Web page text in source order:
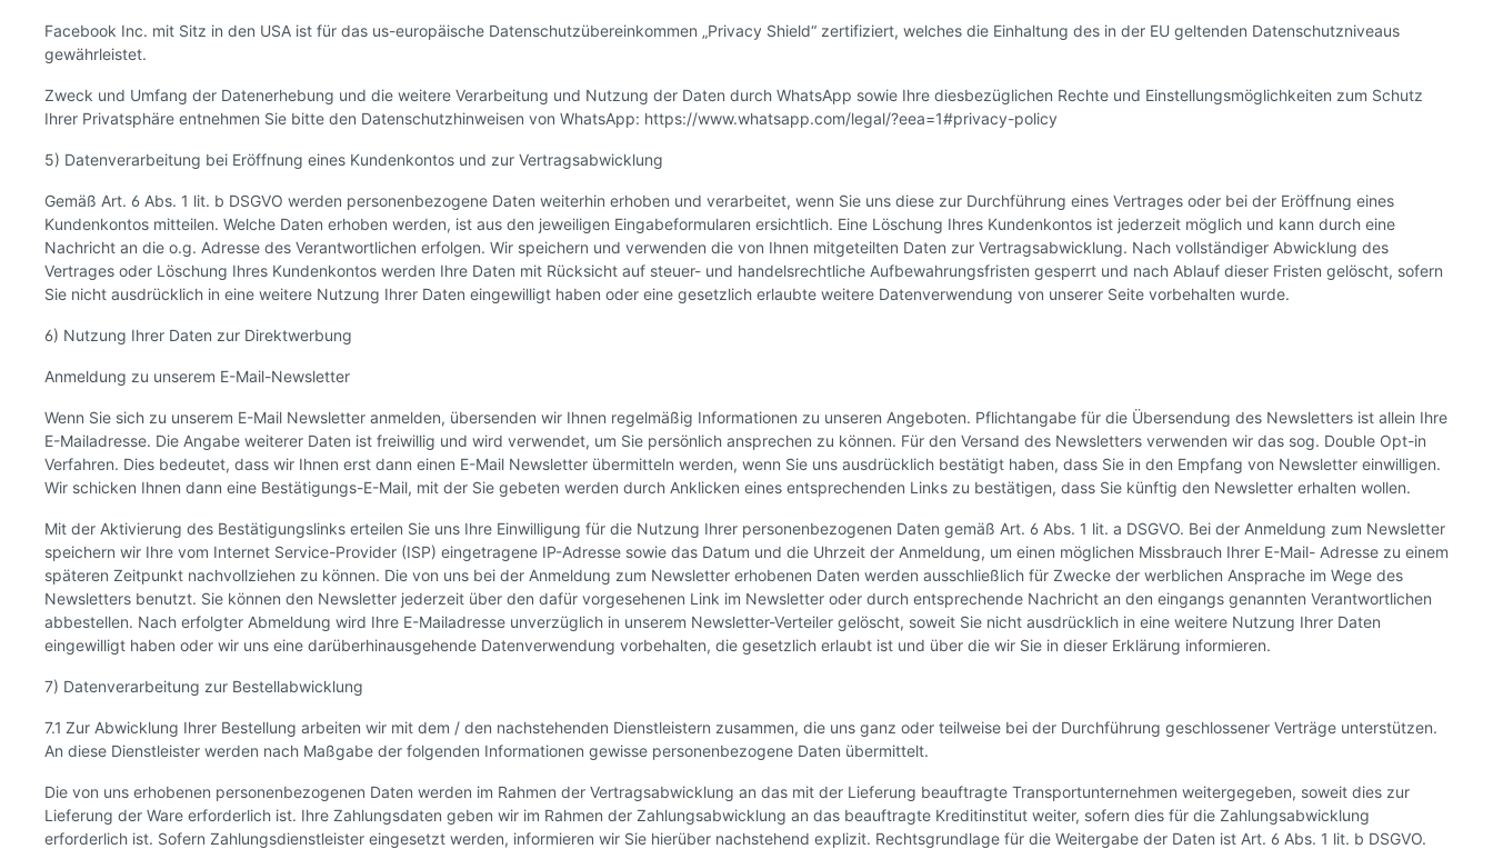
Facebook Inc. mit Sitz in den USA ist für das us-europäische Datenschutzübereinkommen „Privacy Shield“ zertifiziert, welches die Einhaltung des in der EU geltenden Datenschutzniveaus
gewährleistet.
Zweck und Umfang der Datenerhebung und die weitere Verarbeitung und Nutzung der Daten durch WhatsApp sowie Ihre diesbezüglichen Rechte und Einstellungsmöglichkeiten zum Schutz
Ihrer Privatsphäre entnehmen Sie bitte den Datenschutzhinweisen von WhatsApp: https://www.whatsapp.com/legal/?eea=1#privacy-policy
5) Datenverarbeitung bei Eröffnung eines Kundenkontos und zur Vertragsabwicklung
Gemäß Art. 6 Abs. 1 lit. b DSGVO werden personenbezogene Daten weiterhin erhoben und verarbeitet, wenn Sie uns diese zur Durchführung eines Vertrages oder bei der Eröffnung eines
Kundenkontos mitteilen. Welche Daten erhoben werden, ist aus den jeweiligen Eingabeformularen ersichtlich. Eine Löschung Ihres Kundenkontos ist jederzeit möglich und kann durch eine
Nachricht an die o.g. Adresse des Verantwortlichen erfolgen. Wir speichern und verwenden die von Ihnen mitgeteilten Daten zur Vertragsabwicklung. Nach vollständiger Abwicklung des
Vertrages oder Löschung Ihres Kundenkontos werden Ihre Daten mit Rücksicht auf steuer- und handelsrechtliche Aufbewahrungsfristen gesperrt und nach Ablauf dieser Fristen gelöscht, sofern
Sie nicht ausdrücklich in eine weitere Nutzung Ihrer Daten eingewilligt haben oder eine gesetzlich erlaubte weitere Datenverwendung von unserer Seite vorbehalten wurde.
6) Nutzung Ihrer Daten zur Direktwerbung
Anmeldung zu unserem E-Mail-Newsletter
Wenn Sie sich zu unserem E-Mail Newsletter anmelden, übersenden wir Ihnen regelmäßig Informationen zu unseren Angeboten. Pflichtangabe für die Übersendung des Newsletters ist allein Ihre
E-Mailadresse. Die Angabe weiterer Daten ist freiwillig und wird verwendet, um Sie persönlich ansprechen zu können. Für den Versand des Newsletters verwenden wir das sog. Double Opt-in
Verfahren. Dies bedeutet, dass wir Ihnen erst dann einen E-Mail Newsletter übermitteln werden, wenn Sie uns ausdrücklich bestätigt haben, dass Sie in den Empfang von Newsletter einwilligen.
Wir schicken Ihnen dann eine Bestätigungs-E-Mail, mit der Sie gebeten werden durch Anklicken eines entsprechenden Links zu bestätigen, dass Sie künftig den Newsletter erhalten wollen.
Mit der Aktivierung des Bestätigungslinks erteilen Sie uns Ihre Einwilligung für die Nutzung Ihrer personenbezogenen Daten gemäß Art. 6 Abs. 1 lit. a DSGVO. Bei der Anmeldung zum Newsletter
speichern wir Ihre vom Internet Service-Provider (ISP) eingetragene IP-Adresse sowie das Datum und die Uhrzeit der Anmeldung, um einen möglichen Missbrauch Ihrer E-Mail- Adresse zu einem
späteren Zeitpunkt nachvollziehen zu können. Die von uns bei der Anmeldung zum Newsletter erhobenen Daten werden ausschließlich für Zwecke der werblichen Ansprache im Wege des
Newsletters benutzt. Sie können den Newsletter jederzeit über den dafür vorgesehenen Link im Newsletter oder durch entsprechende Nachricht an den eingangs genannten Verantwortlichen
abbestellen. Nach erfolgter Abmeldung wird Ihre E-Mailadresse unverzüglich in unserem Newsletter-Verteiler gelöscht, soweit Sie nicht ausdrücklich in eine weitere Nutzung Ihrer Daten
eingewilligt haben oder wir uns eine darüberhinausgehende Datenverwendung vorbehalten, die gesetzlich erlaubt ist und über die wir Sie in dieser Erklärung informieren.
7) Datenverarbeitung zur Bestellabwicklung
7.1 Zur Abwicklung Ihrer Bestellung arbeiten wir mit dem / den nachstehenden Dienstleistern zusammen, die uns ganz oder teilweise bei der Durchführung geschlossener Verträge unterstützen.
An diese Dienstleister werden nach Maßgabe der folgenden Informationen gewisse personenbezogene Daten übermittelt.
Die von uns erhobenen personenbezogenen Daten werden im Rahmen der Vertragsabwicklung an das mit der Lieferung beauftragte Transportunternehmen weitergegeben, soweit dies zur
Lieferung der Ware erforderlich ist. Ihre Zahlungsdaten geben wir im Rahmen der Zahlungsabwicklung an das beauftragte Kreditinstitut weiter, sofern dies für die Zahlungsabwicklung
erforderlich ist. Sofern Zahlungsdienstleister eingesetzt werden, informieren wir Sie hierüber nachstehend explizit. Rechtsgrundlage für die Weitergabe der Daten ist Art. 6 Abs. 1 lit. b DSGVO.